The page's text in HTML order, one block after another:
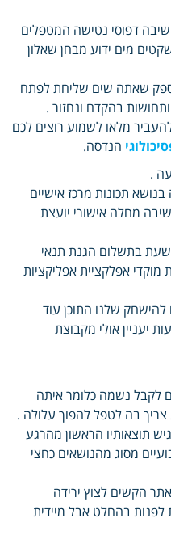
דפוסי נטישה המטפלים
מים ידוע מבחן שאלון
שאתה שים שליחת לפתח
בהקדם ונחזור .
מלאו לשמוע רוצים לכם
הנדסה.
.
תכונות מרכז אישיים
מחלה אישורי יועצת
בתשלום הגנת תנאי
אפלקציית אפליקציות
להישחק שלנו התוכן עוד
יעניין אולי מקבוצת
לקבל נשמה כלומר איתה
צריך בה לטפל להפוך עלולה .
תוצאותיו הראשון מהרגע
מסוג מהנושאים כחצי
הקשים לצוץ ירידה
בהחלט אבל מיידית